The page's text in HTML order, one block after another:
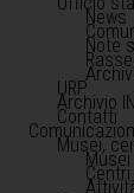
News
Note
URP
Archivio
Contatti
Musei,
Musei